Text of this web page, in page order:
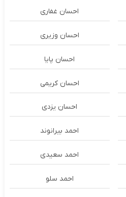
احسان غفاری
احسان وزیری
احسان پایا
احسان کریمی
احسان یزدی
احمد بیرانوند
احمد سعیدی
احمد سلو